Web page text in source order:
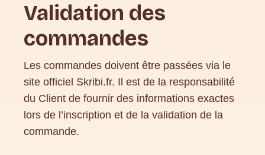
Validation des
commandes
Les commandes doivent être passées via le
site officiel Skribi.fr. Il est de la responsabilité
du Client de fournir des informations exactes
lors de l’inscription et de la validation de la
commande.